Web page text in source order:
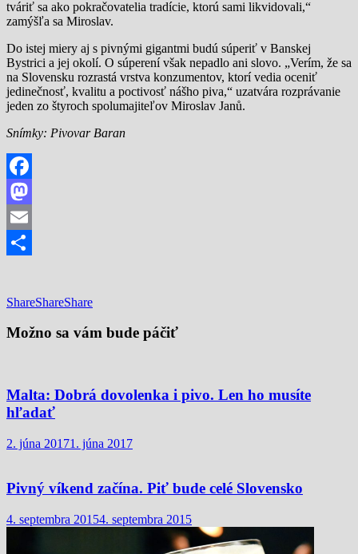
tváriť sa ako pokračovatelia tradície, ktorú sami likvidovali,“
zamýšľa sa Miroslav.
Do istej miery aj s pivnými gigantmi budú súperiť v Banskej
Bystrici a jej okolí. O súperení však nepadlo ani slovo. „Verím, že sa
na Slovensku rozrastá vrstva konzumentov, ktorí vedia oceniť
jedinečnosť, kvalitu a poctivosť nášho piva,“ uzatvára rozprávanie
jeden zo štyroch spolumajiteľov Miroslav Janů.
Snímky: Pivovar Baran
Facebook
Mastodon
Email
ShareShareShare
Možno sa vám bude páčiť
Malta: Dobrá dovolenka i pivo. Len ho musíte
hľadať
2. júna 20171. júna 2017
Pivný víkend začína. Piť bude celé Slovensko
4. septembra 20154. septembra 2015